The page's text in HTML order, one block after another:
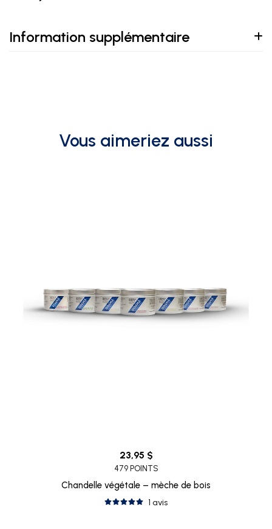
Information supplémentaire
Vous aimeriez aussi
23,95 $
479 POINTS
Chandelle végétale – mèche de bois
1 avis